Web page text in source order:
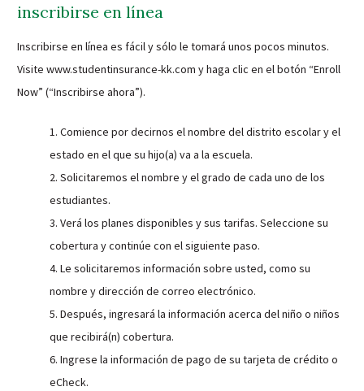
inscribirse en línea
Inscribirse en línea es fácil y sólo le tomará unos pocos minutos.
Visite www.studentinsurance-kk.com y haga clic en el botón “Enroll
Now” (“Inscribirse ahora”).
1. Comience por decirnos el nombre del distrito escolar y el
estado en el que su hijo(a) va a la escuela.
2. Solicitaremos el nombre y el grado de cada uno de los
estudiantes.
3. Verá los planes disponibles y sus tarifas. Seleccione su
cobertura y continúe con el siguiente paso.
4. Le solicitaremos información sobre usted, como su
nombre y dirección de correo electrónico.
5. Después, ingresará la información acerca del niño o niños
que recibirá(n) cobertura.
6. Ingrese la información de pago de su tarjeta de crédito o
eCheck.